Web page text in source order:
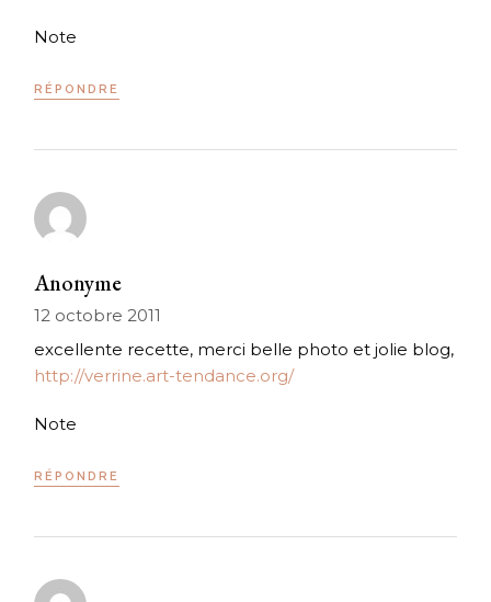
Note
RÉPONDRE
Anonyme
12 octobre 2011
excellente recette, merci belle photo et jolie blog,
http://verrine.art-tendance.org/
Note
RÉPONDRE